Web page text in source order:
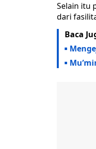
Selain itu
dari
Baca